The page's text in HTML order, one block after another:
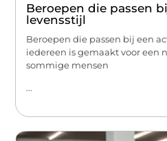
Beroepen die passen
levensstijl
Beroepen die passen bij een
iedereen is gemaakt voor een
sommige mensen
...